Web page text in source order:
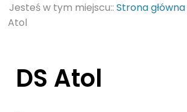
Jesteś w tym miejscu:: Strona główna
Atol
DS Atol